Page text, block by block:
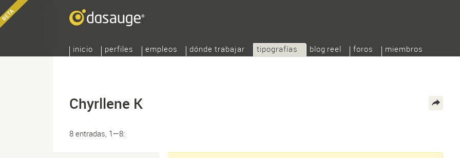
inicio perfiles empleos dónde trabajar tipografías blog reel foros miembros
Chyrllene K
8 entradas, 1—8: